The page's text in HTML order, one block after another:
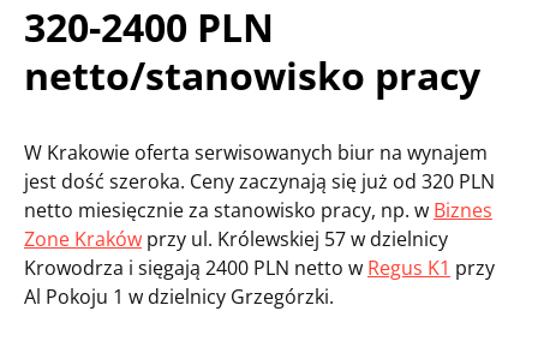
320-2400 PLN
netto/stanowisko pracy
W Krakowie oferta serwisowanych biur na wynajem
jest dość szeroka. Ceny zaczynają się już od 320 PLN
netto miesięcznie za stanowisko pracy, np. w Biznes
Zone Kraków przy ul. Królewskiej 57 w dzielnicy
Krowodrza i sięgają 2400 PLN netto w Regus K1 przy
Al Pokoju 1 w dzielnicy Grzegórzki.